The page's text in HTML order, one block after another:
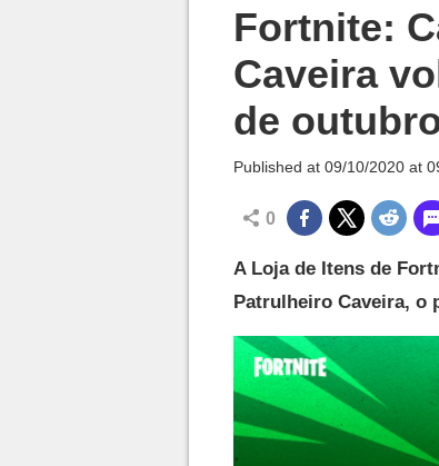
Fortnite:
Caveira
de
Published at 09/10/2020 at
0
A Loja de Itens de
Patrulheiro Caveira, o